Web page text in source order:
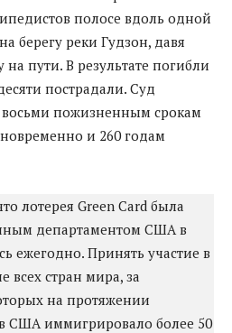
полосе вдоль одной
берегу реки Гудзон, давя
на пути. В результате погибли
пострадали. Суд
пожизненным срокам
и 260 годам
лотерея Green Card была
департаментом США в
ежегодно. Принять участие в
всех стран мира, за
на протяжении
США иммигрировало более 50